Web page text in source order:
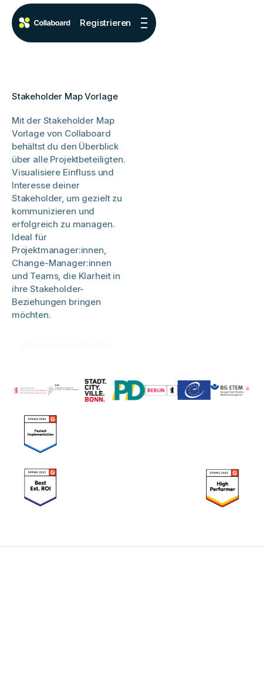
Registrieren
Stakeholder Map Vorlage
Mit der Stakeholder Map
Vorlage von Collaboard
behältst du den Überblick
über alle Projektbeteiligten.
Visualisiere Einfluss und
Interesse deiner
Stakeholder, um gezielt zu
kommunizieren und
erfolgreich zu managen.
Ideal für
Projektmanager:innen,
Change-Manager:innen
und Teams, die Klarheit in
ihre Stakeholder-
Beziehungen bringen
möchten.​